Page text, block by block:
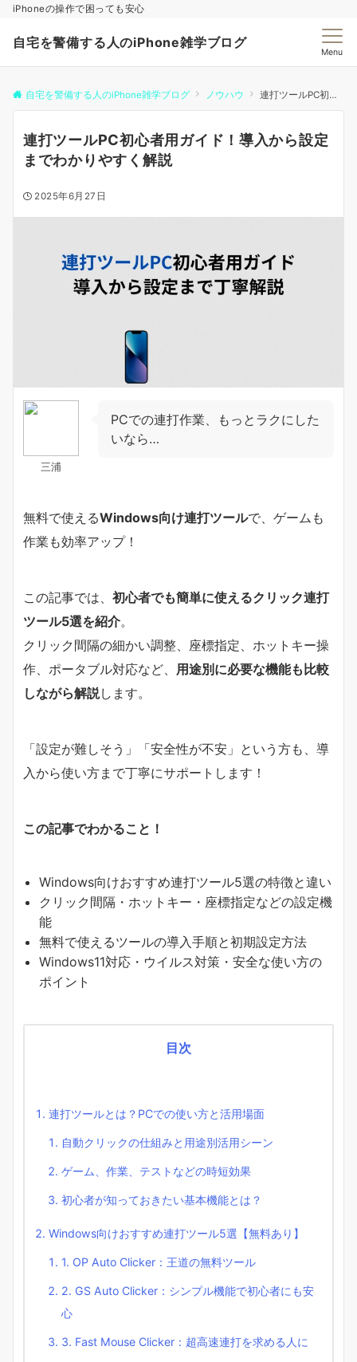
iPhoneの操作で困っても安心
自宅を警備する人のiPhone雑学ブログ
Menu
自宅を警備する人のiPhone雑学ブログ ノウハウ 連打ツールPC初心者用ガイド！導入から設定までわかりやすく解説
連打ツールPC初心者用ガイド！導入から設定
までわかりやすく解説
2025年6月27日
三浦
PCでの連打作業、もっとラクにした
いなら…
無料で使えるWindows向け連打ツールで、ゲームも
作業も効率アップ！
この記事では、 初心者でも簡単に使えるクリック連打
ツール5選を紹介。
クリック間隔の細かい調整、座標指定、ホットキー操
作、ポータブル対応など、 用途別に必要な機能も比較
しながら解説します。
「設定が難しそう」「安全性が不安」という方も、導
入から使い方まで丁寧にサポートします！
この記事でわかること！
Windows向けおすすめ連打ツール5選の特徴と違い
クリック間隔・ホットキー・座標指定などの設定機
能
無料で使えるツールの導入手順と初期設定方法
Windows11対応・ウイルス対策・安全な使い方の
ポイント
目次
連打ツールとは？PCでの使い方と活用場面
自動クリックの仕組みと用途別活用シーン
ゲーム、作業、テストなどの時短効果
初心者が知っておきたい基本機能とは？
Windows向けおすすめ連打ツール5選【無料あり】
1. OP Auto Clicker：王道の無料ツール
2. GS Auto Clicker：シンプル機能で初心者にも安
心
3. Fast Mouse Clicker：超高速連打を求める人に